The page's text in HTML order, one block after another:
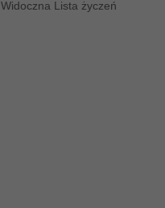
Widoczna Lista życzeń